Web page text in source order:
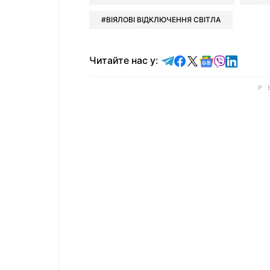
ВІЯЛОВІ ВІДКЛЮЧЕННЯ СВІТЛА
Читайте нас у: Читайте у Telegram
Читайте у
Читайте у X
Читайте у
Читайте